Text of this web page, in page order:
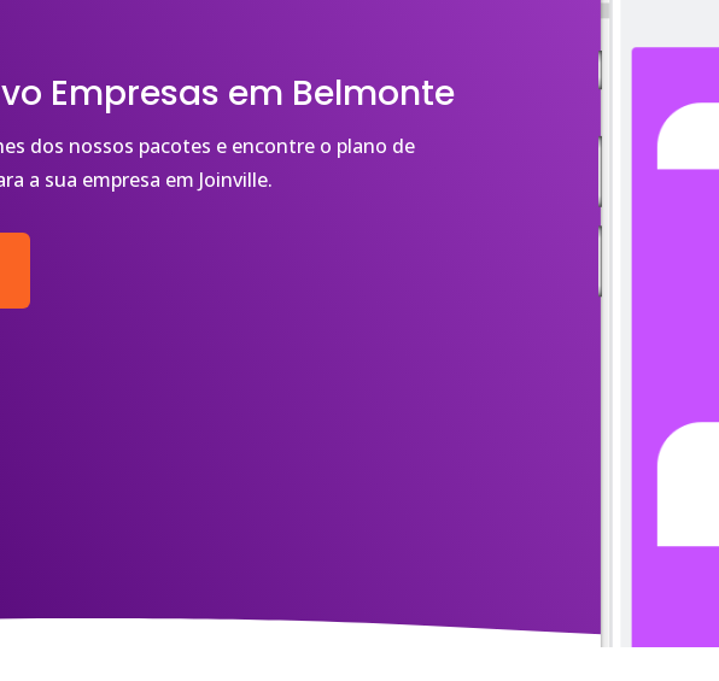
Empresas em Belmonte
dos nossos pacotes e encontre o plano de
a sua empresa em Joinville.